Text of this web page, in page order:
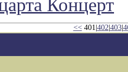
Концерт
<<401|402|403|